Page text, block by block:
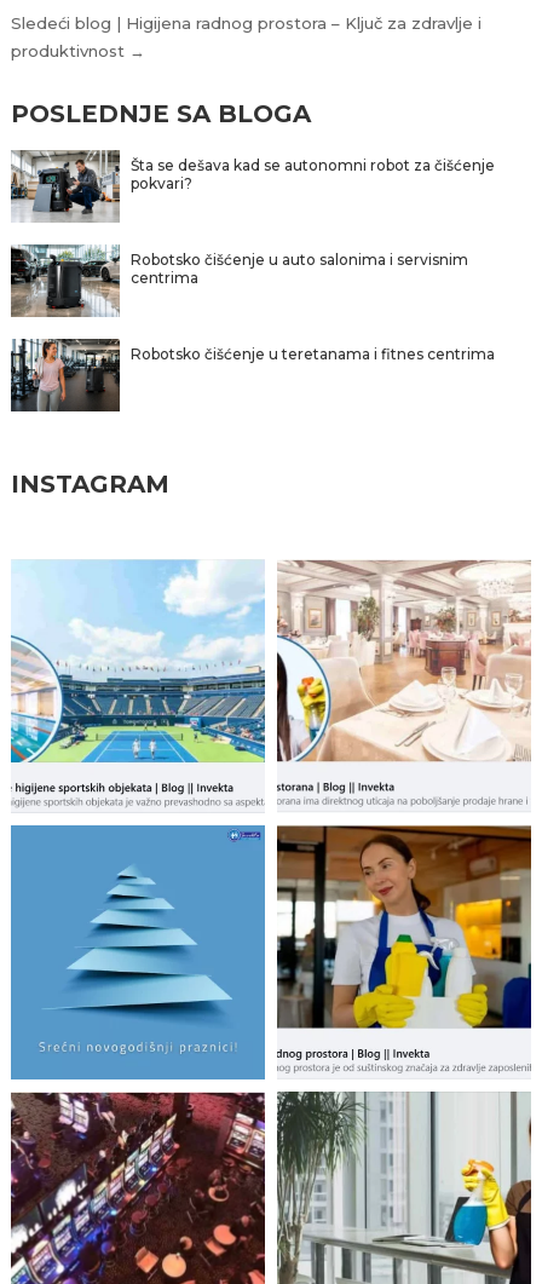
Sledeći blog | Higijena radnog prostora – Ključ za zdravlje i
produktivnost →
POSLEDNJE SA BLOGA
Šta se dešava kad se autonomni robot za čišćenje
pokvari?
Robotsko čišćenje u auto salonima i servisnim
centrima
Robotsko čišćenje u teretanama i fitnes centrima
INSTAGRAM